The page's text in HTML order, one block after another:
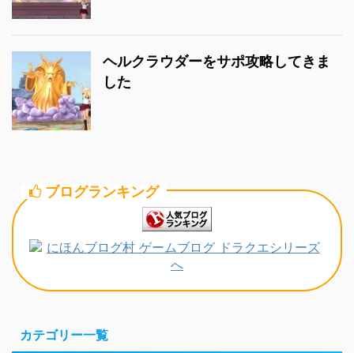
ヘルクラウダーをサポ攻略してきま
した
ブログランキング
カテゴリー一覧